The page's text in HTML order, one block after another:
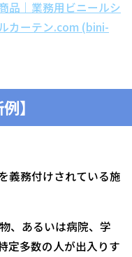
品｜業務用ビニールシ
カーテン.com (bini-
】
義務付けされている施
、あるいは病院、学
定多数の人が出入りす